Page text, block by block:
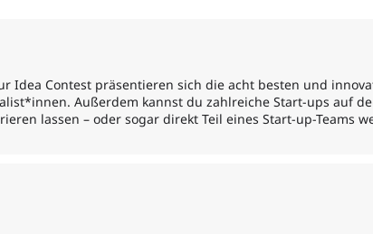
Idea Contest präsentieren sich die acht besten und
Außerdem kannst du zahlreiche Start-ups auf
lassen – oder sogar direkt Teil eines Start-up-Teams